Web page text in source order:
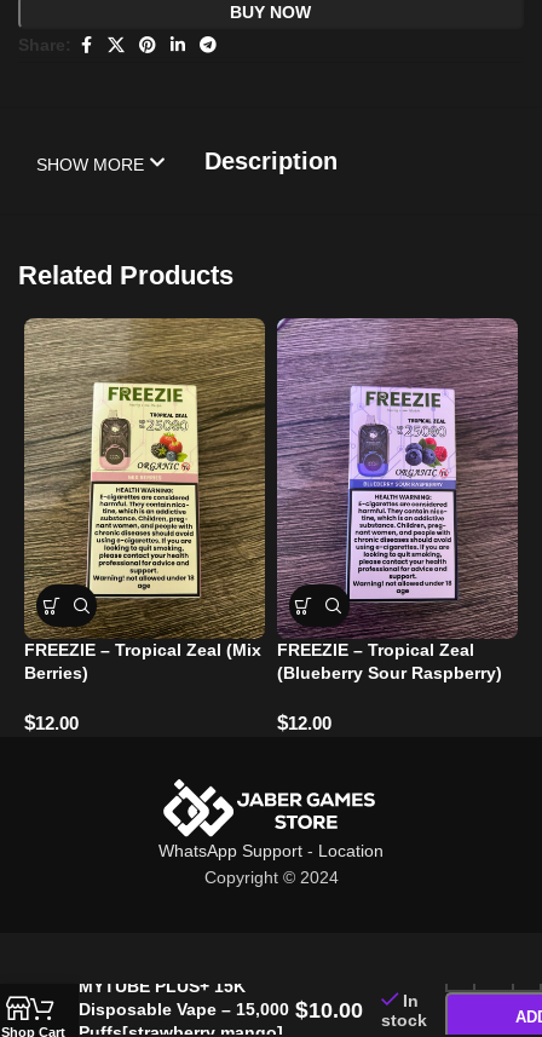
BUY NOW
Share:
Description
SHOW MORE
Related Products
FREEZIE – Tropical Zeal (Mix
Berries)
$12.00
FREEZIE – Tropical Zeal
(Blueberry Sour Raspberry)
$12.00
WhatsApp Support - Location
Copyright © 2024
Shop Cart
MYTUBE PLUS+ 15K
Disposable Vape – 15,000
Puffs[strawberry mango]
$10.00
In
stock